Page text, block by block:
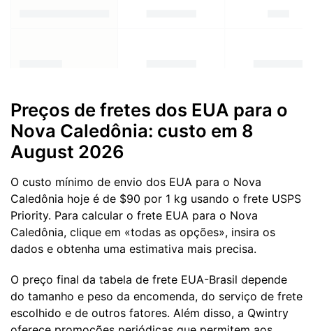
Preços de fretes dos EUA para o
Nova Caledônia: custo em 8
August 2026
O custo mínimo de envio dos EUA para o Nova
Caledônia hoje é de $90 por 1 kg usando o frete USPS
Priority. Para calcular o frete EUA para o Nova
Caledônia, clique em «todas as opções», insira os
dados e obtenha uma estimativa mais precisa.
O preço final da tabela de frete EUA-Brasil depende
do tamanho e peso da encomenda, do serviço de frete
escolhido e de outros fatores. Além disso, a Qwintry